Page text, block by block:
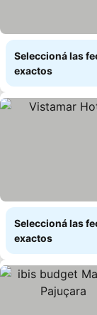
Seleccioná las
exactos
Seleccioná las
exactos